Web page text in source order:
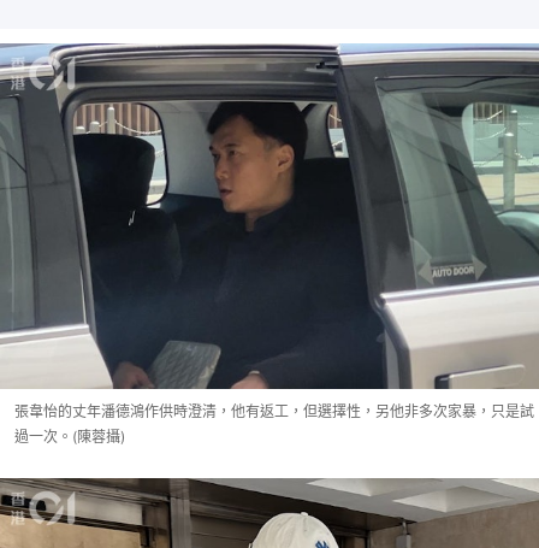
張韋怡的丈年潘德鴻作供時澄清，他有返工，但選擇性，另他非多次家暴，只是試
過一次。(陳蓉攝)